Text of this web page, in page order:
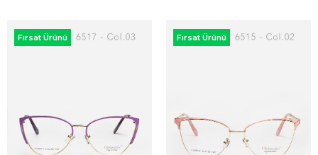
Fırsat Ürünü Fırsat Ürünü